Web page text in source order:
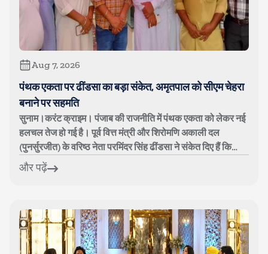
Aug 7, 2026
पंथक एकता पर ढींडसा का बड़ा संकेत, अमृतपाल को सीएम चेहरा
बनाने पर सहमति
सुनाम।करंट क्राइम। पंजाब की राजनीति में पंथक एकता को लेकर नई
हलचल तेज हो गई है। पूर्व वित्त मंत्री और शिरोमणि अकाली दल
(पुनर्सुरजीत) के वरिष्ठ नेता परमिंदर सिंह ढींडसा ने संकेत दिए हैं कि
अकाली दल पुन...
और पढ़ें